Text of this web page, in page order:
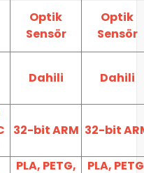
Optik
Sensör
Optik
Sensör
Dahili Dahili
32-bit ARM 32-bit
PLA, PETG,
PLA,